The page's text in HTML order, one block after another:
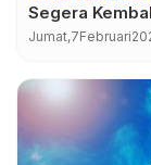
Segera
Jumat,7Februari